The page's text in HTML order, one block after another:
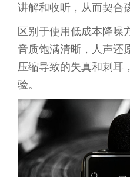
讲解和收听，从而契合
区别于使用低成本降噪
音质饱满清晰，人声还
压缩导致的失真和刺耳
验。